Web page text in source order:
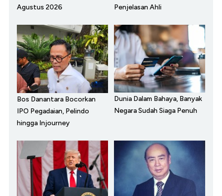
Agustus 2026
Penjelasan Ahli
Bos Danantara Bocorkan
IPO Pegadaian, Pelindo
hingga Injourney
Dunia Dalam Bahaya, Banyak
Negara Sudah Siaga Penuh